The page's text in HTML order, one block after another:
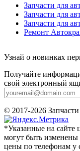
Запчасти для
Запчасти для
Запчасти для
Ремонт
Узнай о новинках
Получайте
свой электронный
© 2017-2026
*Указанные на сайте
могут быть
цены по телефонам у